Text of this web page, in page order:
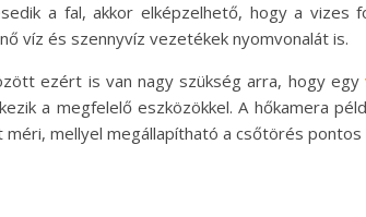
a fal, akkor elképzelhető, hogy a vizes
víz és szennyvíz vezetékek nyomvonalát is.
ezért is van nagy szükség arra, hogy egy
a megfelelő eszközökkel. A hőkamera
mellyel megállapítható a csőtörés pontos